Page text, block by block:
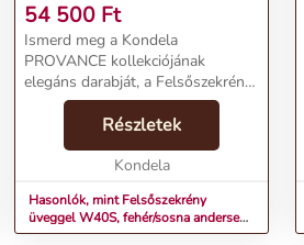
54 500 Ft
Ismerd meg a Kondela
PROVANCE kollekciójának
elegáns darabját, a Felsőszekrény
üveggel W40S modellet! Ideális
választás konyhád számára, ha
egy stílusos és funkcionális bútort
keresel.Termékjellemzők:...
Részletek
Kondela
Hasonlók, mint Felsőszekrény
üveggel W40S, fehér/sosna andersen,
bal PROVANCE